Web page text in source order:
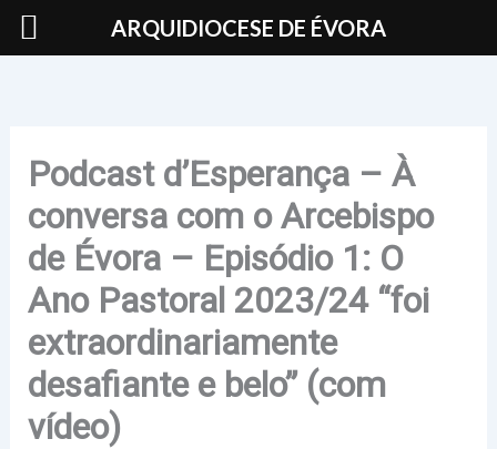
Skip
Podcast d’Esperança – À
conversa com o Arcebispo
de Évora – Episódio 1: O
Ano Pastoral 2023/24 “foi
extraordinariamente
desafiante e belo” (com
vídeo)
ARQUIDIOCESE DE ÉVORA